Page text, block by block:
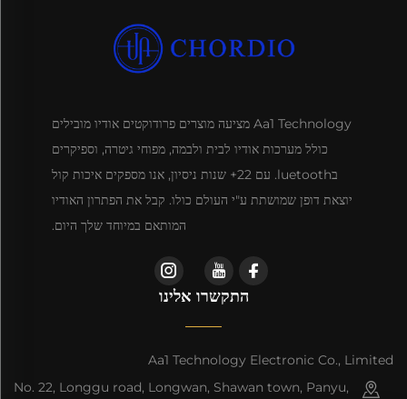
Aa1 Technology מציעה מוצרים פרודוקטים אודיו מובילים
כולל מערכות אודיו לבית ולבמה, מפוחי גיטרה, וספיקרים
בluetooth. עם 22+ שנות ניסיון, אנו מספקים איכות קול
יוצאת דופן שמושתת ע"י העולם כולו. קבל את הפתרון האודיו
המותאם במיוחד שלך היום.
התקשרו אלינו
Aa1 Technology Electronic Co., Limited
No. 22, Longgu road, Longwan, Shawan town, Panyu,